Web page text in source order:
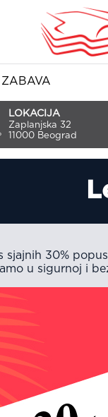
ZABAVA
LOKACIJA
Zaplanjska 32
11000 Beograd
30%
u sigurnoj i